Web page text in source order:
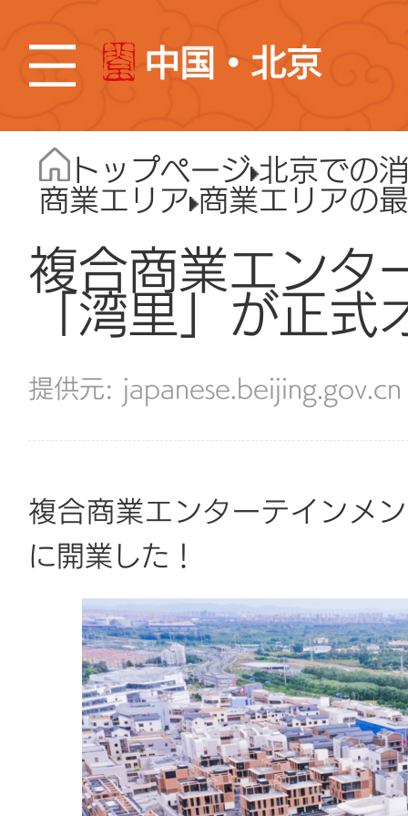
中国・北京
トップページ 北京での
商業エリア 商業エリアの
複合商業エンタ
「湾里」が正
japanese.beijing.gov.cn
複合商業エンターテインメ
に開業した！